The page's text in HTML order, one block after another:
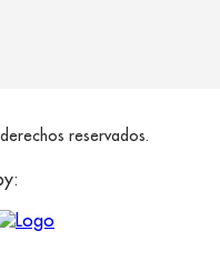
reservados.